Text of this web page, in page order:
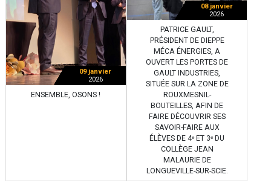
09 janvier
2026
ENSEMBLE, OSONS !
08 janvier
2026
PATRICE GAULT,
PRÉSIDENT DE DIEPPE
MÉCA ÉNERGIES, A
OUVERT LES PORTES DE
GAULT INDUSTRIES,
SITUÉE SUR LA ZONE DE
ROUXMESNIL-
BOUTEILLES, AFIN DE
FAIRE DÉCOUVRIR SES
SAVOIR-FAIRE AUX
ÉLÈVES DE 4ᵉ ET 3ᵉ DU
COLLÈGE JEAN
MALAURIE DE
LONGUEVILLE-SUR-SCIE.